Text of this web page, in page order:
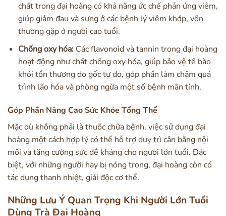
chất trong đại hoàng có khả năng ức chế phản ứng viêm,
giúp giảm đau và sưng ở các bệnh lý viêm khớp, vốn
thường gặp ở người cao tuổi.
Chống oxy hóa:Các flavonoid và tannin trong đại hoàng
hoạt động như chất chống oxy hóa, giúp bảo vệ tế bào
khỏi tổn thương do gốc tự do, góp phần làm chậm quá
trình lão hóa và phòng ngừa một số bệnh mãn tính.
Góp Phần Nâng Cao Sức Khỏe Tổng Thể
Mặc dù không phải là thuốc chữa bệnh, việc sử dụng đại
hoàng một cách hợp lý có thể hỗ trợ duy trì cân bằng nội
môi và tăng cường sức đề kháng cho người lớn tuổi. Đặc
biệt, với những người hay bị nóng trong, đại hoàng còn có
tác dụng thanh nhiệt, giải độc cơ thể.
Những Lưu Ý Quan Trọng Khi Người Lớn Tuổi
Dùng Trà Đại Hoàng